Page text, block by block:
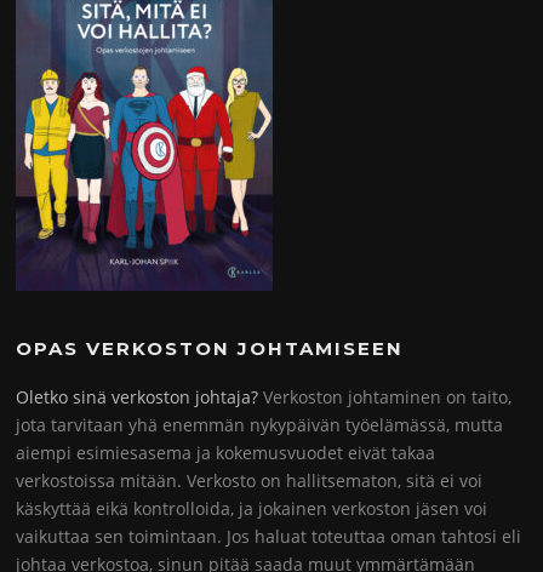
OPAS VERKOSTON JOHTAMISEEN
Oletko sinä verkoston johtaja? Verkoston johtaminen on taito,
jota tarvitaan yhä enemmän nykypäivän työelämässä, mutta
aiempi esimiesasema ja kokemusvuodet eivät takaa
verkostoissa mitään. Verkosto on hallitsematon, sitä ei voi
käskyttää eikä kontrolloida, ja jokainen verkoston jäsen voi
vaikuttaa sen toimintaan. Jos haluat toteuttaa oman tahtosi eli
johtaa verkostoa, sinun pitää saada muut ymmärtämään